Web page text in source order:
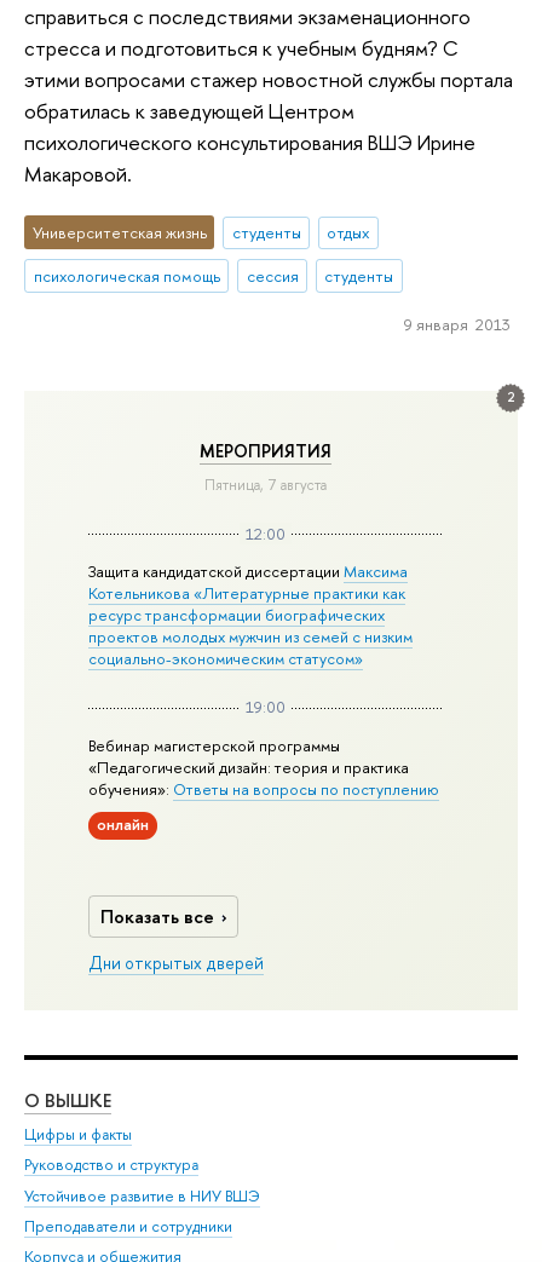
2
МЕРОПРИЯТИЯ
Пятница, 7 августа
12:00
Защита кандидатской диссертацииМаксима
Котельникова «Литературные практики как
ресурс трансформации биографических
проектов молодых мужчин из семей с низким
социально-экономическим статусом»
19:00
Вебинар магистерской программы
«Педагогический дизайн: теория и практика
обучения»: Ответы на вопросы по поступлению
онлайн
Показать все
Дни открытых дверей
справиться с последствиями экзаменационного
стресса и подготовиться к учебным будням? С
этими вопросами стажер новостной службы портала
обратилась к заведующей Центром
психологического консультирования ВШЭ Ирине
Макаровой.
Университетская жизнь студенты
отдых
психологическая помощь
сессия студенты
9 января 2013
О ВЫШКЕ
Цифры и факты
Руководство и структура
Устойчивое развитие в НИУ ВШЭ
Преподаватели и сотрудники
Корпуса и общежития